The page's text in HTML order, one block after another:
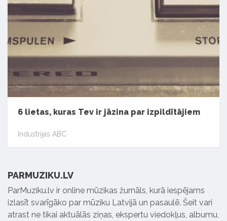
6 lietas, kuras Tev ir jāzina par izpildītājiem
Industrijas ABC
PARMUZIKU.LV
ParMuziku.lv ir online mūzikas žurnāls, kurā iespējams
izlasīt svarīgāko par mūziku Latvijā un pasaulē. Šeit vari
atrast ne tikai aktuālās ziņas, ekspertu viedokļus, albumu,